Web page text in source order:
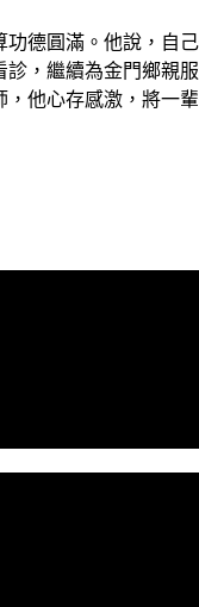
德圓滿。他說，自
，繼續為金門鄉親
他心存感激，將一